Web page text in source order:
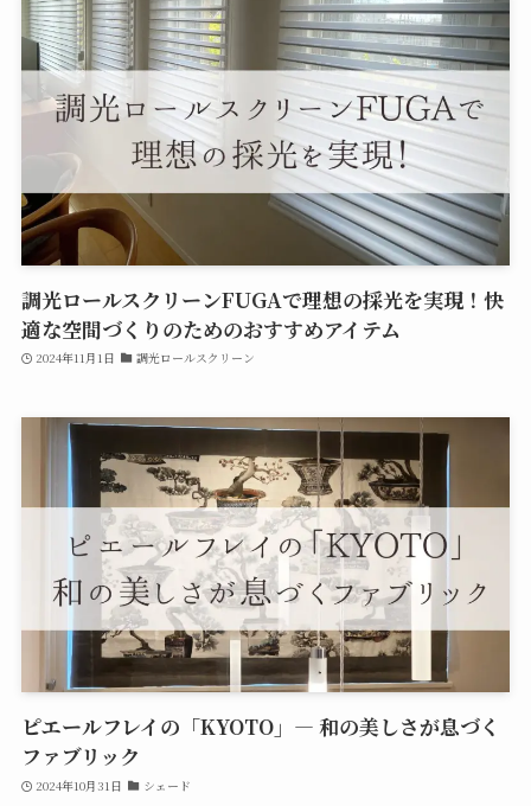
調光ロールスクリーンFUGAで理想の採光を実現！快
適な空間づくりのためのおすすめアイテム
2024年11月1日 調光ロールスクリーン
ピエールフレイの「KYOTO」— 和の美しさが息づく
ファブリック
2024年10月31日 シェード